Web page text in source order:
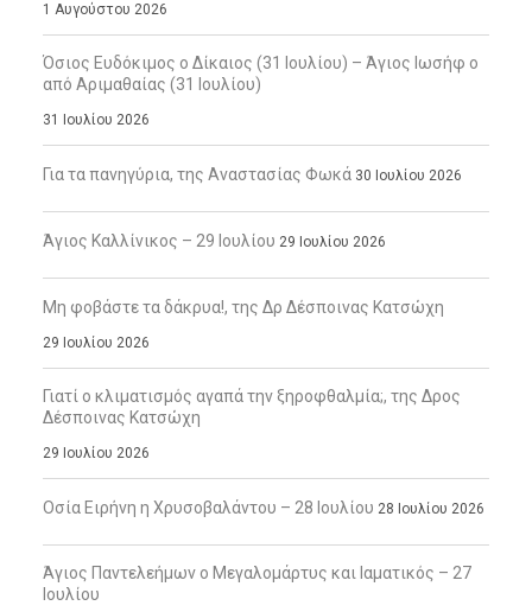
1 Αυγούστου 2026
Όσιος Ευδόκιμος ο Δίκαιος (31 Ιουλίου) – Άγιος Ιωσήφ ο
από Αριμαθαίας (31 Ιουλίου)
31 Ιουλίου 2026
Για τα πανηγύρια, της Αναστασίας Φωκά 30 Ιουλίου 2026
Άγιος Καλλίνικος – 29 Ιουλίου 29 Ιουλίου 2026
Μη φοβάστε τα δάκρυα!, της Δρ Δέσποινας Κατσώχη
29 Ιουλίου 2026
Γιατί ο κλιματισμός αγαπά την ξηροφθαλμία;, της Δρος
Δέσποινας Κατσώχη
29 Ιουλίου 2026
Οσία Ειρήνη η Χρυσοβαλάντου – 28 Ιουλίου 28 Ιουλίου 2026
Άγιος Παντελεήμων ο Μεγαλομάρτυς και Ιαματικός – 27
Ιουλίου